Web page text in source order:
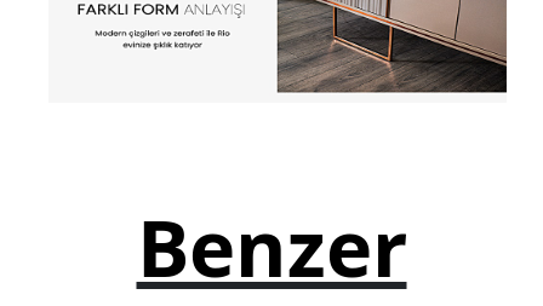
Bebek Mobilyaları
Okul Mobilyaları
Otel MobilyalarıBenzer